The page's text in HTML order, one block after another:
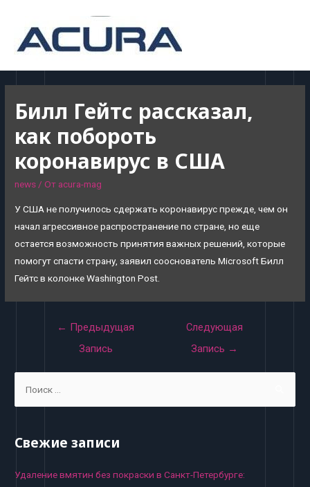
Билл Гейтс рассказал,
как побороть
коронавирус в США
news/ От acura-mag
У США не получилось сдержать коронавирус прежде, чем он
начал агрессивное распространение по стране, но еще
остается возможность принятия важных решений, которые
помогут спасти страну, заявил сооснователь Microsoft Билл
Гейтс в колонке Washington Post.
Навигация
← Предыдущая
Запись
Следующая
Запись →
r
h
Свежие записи
Удаление вмятин без покраски в Санкт-Петербурге: